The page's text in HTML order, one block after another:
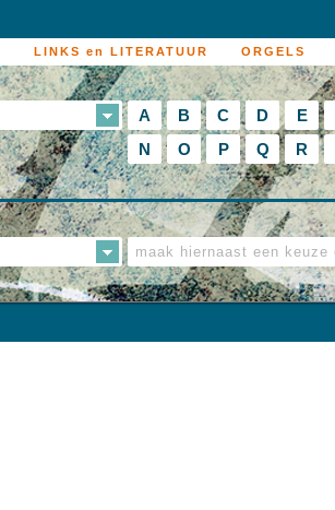
LINKS en LITERATUUR ORGELS
A B C D E
N
O P Q R